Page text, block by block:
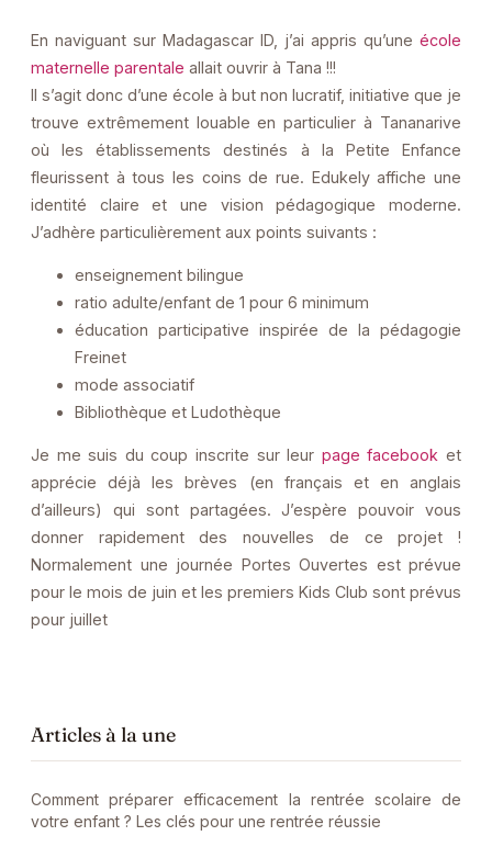
En naviguant sur Madagascar ID, j’ai appris qu’une école
maternelle parentale allait ouvrir à Tana !!!
Il s’agit donc d’une école à but non lucratif, initiative que je
trouve extrêmement louable en particulier à Tananarive
où les établissements destinés à la Petite Enfance
fleurissent à tous les coins de rue. Edukely affiche une
identité claire et une vision pédagogique moderne.
J’adhère particulièrement aux points suivants :
enseignement bilingue
ratio adulte/enfant de 1 pour 6 minimum
éducation participative inspirée de la pédagogie
Freinet
mode associatif
Bibliothèque et Ludothèque
Je me suis du coup inscrite sur leur page facebook et
apprécie déjà les brèves (en français et en anglais
d’ailleurs) qui sont partagées. J’espère pouvoir vous
donner rapidement des nouvelles de ce projet !
Normalement une journée Portes Ouvertes est prévue
pour le mois de juin et les premiers Kids Club sont prévus
pour juillet
Articles à la une
Comment préparer efficacement la rentrée scolaire de
votre enfant ? Les clés pour une rentrée réussie